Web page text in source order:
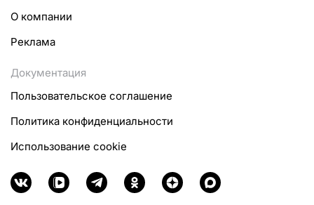
О компании
Реклама
Документация
Пользовательское соглашение
Политика конфиденциальности
Использование cookie